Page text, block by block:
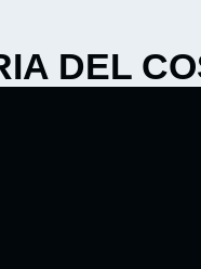
DEL